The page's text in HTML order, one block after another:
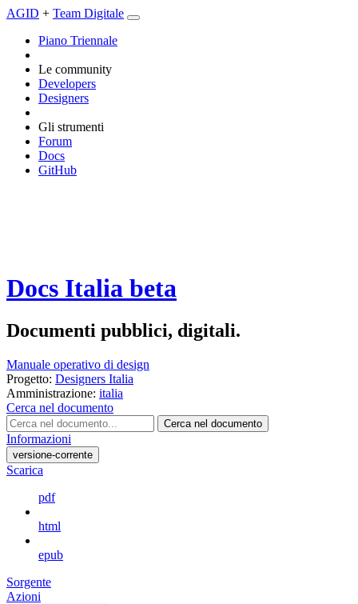
AGID + Team Digitale
Piano Triennale
Le community
Developers
Designers
Gli strumenti
Forum
Docs
GitHub
Docs Italia beta
Documenti pubblici, digitali.
Manuale operativo di design
Progetto: Designers Italia
Amministrazione: italia
Cerca nel documento
Cerca nel documento
Informazioni
versione-corrente
Scarica
pdf
html
epub
Sorgente
Azioni